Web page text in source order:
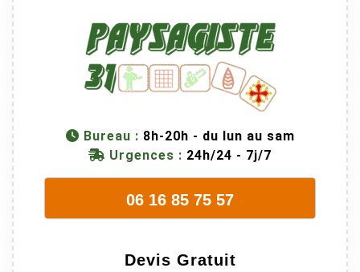
Bureau : 8h-20h - du lun au sam
Urgences : 24h/24 - 7j/7
06 16 85 75 57
Devis Gratuit